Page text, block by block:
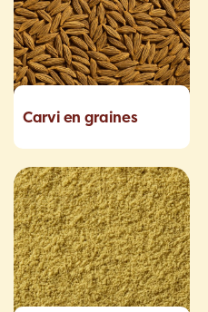
Carvi en graines